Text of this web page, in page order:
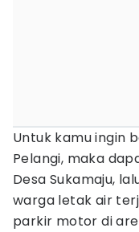
Untuk kamu ingin
Pelangi, maka
Desa Sukamaju,
warga letak air
parkir motor di